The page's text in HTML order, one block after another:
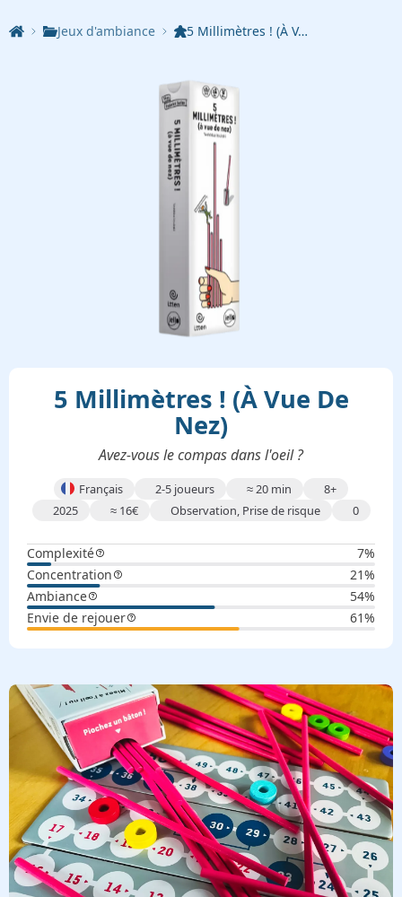
Jeux d'ambiance 5 Millimètres ! (À V…
5 Millimètres ! (À Vue De
Nez)
Avez-vous le compas dans l'oeil ?
Français 2-5 joueurs ≈ 20 min
8+
2025
≈ 16€ Observation, Prise de risque 0
Complexité
7%
Concentration
21%
Ambiance
54%
Envie de rejouer
61%